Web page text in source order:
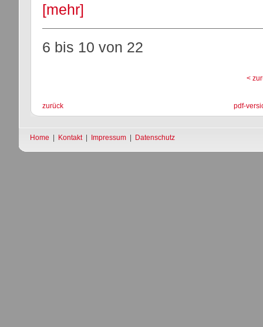
[mehr]
6 bis 10 von 22
<
zurück pdf-
Home | Kontakt| Impressum | Datenschutz